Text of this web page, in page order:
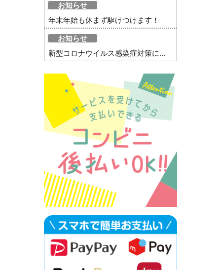
お知らせ
年末年始も休まず駆けつけます！
お知らせ
新型コロナウイルス感染症対策に...